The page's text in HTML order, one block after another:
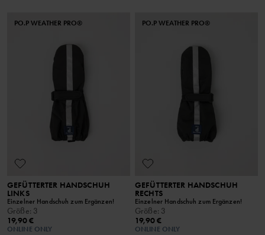
PO.P WEATHER PRO®
GEFÜTTERTER HANDSCHUH
LINKS
Einzelner Handschuh zum Ergänzen!
Größe: 3
19,90 €
ONLINE ONLY
PO.P WEATHER PRO®
GEFÜTTERTER HANDSCHUH
RECHTS
Einzelner Handschuh zum Ergänzen!
Größe: 3
19,90 €
ONLINE ONLY